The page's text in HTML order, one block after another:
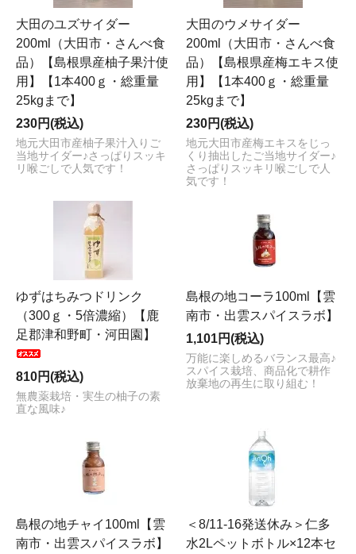
大田のユズサイダー
200ml（大田市・さんべ食
品）【島根県産柚子果汁使
用】【1本400ｇ・総重量
25kgまで】
230円(税込)
地元大田市産柚子果汁入りご
当地サイダー♪さっぱりスッキ
リ喉ごしで人気です！
大田のウメサイダー
200ml（大田市・さんべ食
品）【島根県産梅エキス使
用】【1本400ｇ・総重量
25kgまで】
230円(税込)
地元大田市産梅エキスをじっ
くり抽出したご当地サイダー♪
さっぱりスッキリ喉ごしで人
気です！
ゆずはちみつドリンク
（300ｇ・5倍濃縮）【鹿
足郡津和野町・河田園】
810円(税込)
無農薬栽培・実生の柚子の素
直な風味♪
島根の地コーラ100ml【雲
南市・出雲スパイスラボ】
1,101円(税込)
万能に楽しめるバランス最高♪
スパイス栽培、商品化で耕作
放棄地の再生に取り組む！
島根の地チャイ100ml【雲
南市・出雲スパイスラボ】
＜8/11-16発送休み＞仁多
水2Lペットボトル×12本セ